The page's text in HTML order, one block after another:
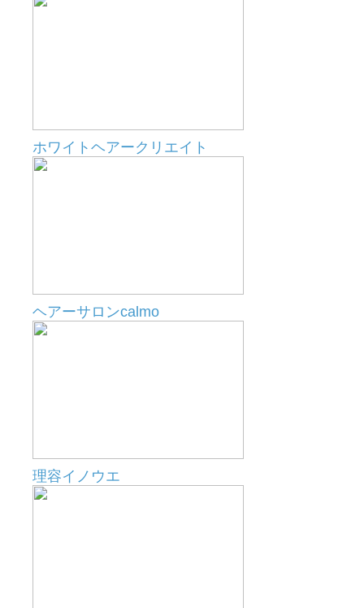
ホワイトヘアークリエイト
ヘアーサロンcalmo
理容イノウエ